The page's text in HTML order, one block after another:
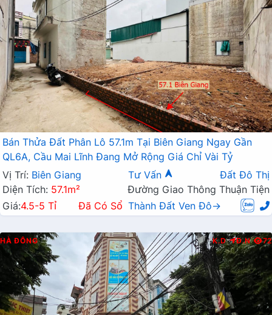
Bán Thửa Đất Phân Lô 57.1m Tại Biên Giang Ngay Gần
QL6A, Cầu Mai Lĩnh Đang Mở Rộng Giá Chỉ Vài Tỷ
Vị Trí: Biên Giang Tư Vấn
Đất Đô Thị
Diện Tích: 57.1m²
Đường Giao Thông Thuận Tiện
Giá:4.5-5 Tỉ Đã Có Sổ Thành Đất Ven Đô→
HÀ ĐÔNG K.D Đ.N 72